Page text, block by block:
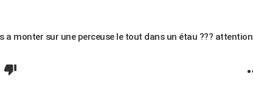
a monter sur une perceuse le tout dans un étau ??? attention